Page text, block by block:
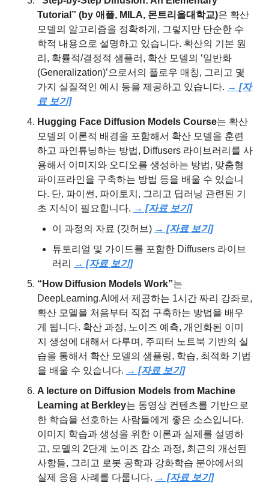
Tutorial” (by 애플, MILA, 몬트리올대학교)은 확산
모델의 알고리즘을 정확하게, 그렇지만 단순한 수
학적 내용으로 설명하고 있습니다. 확산의 기본 원
리, 확률적/결정적 샘플러, 확산 모델의 ‘일반화
(Generalization)’으로서의 플로우 매칭, 그리고 몇
가지 실질적인 예시 등을 제공하고 있습니다. → [자
료 보기]
Hugging Face Diffusion Models Course는 확산
모델의 이론적 배경을 포함해서 확산 모델을 훈련
하고 파인튜닝하는 방법, Diffusers 라이브러리를 사
용해서 이미지와 오디오를 생성하는 방법, 맞춤형
파이프라인을 구축하는 방법 등을 배울 수 있습니
다. 단, 파이썬, 파이토치, 그리고 딥러닝 관련된 기
초 지식이 필요합니다. → [자료 보기]
이 과정의 자료 (깃허브) → [자료 보기]
튜토리얼 및 가이드를 포함한 Diffusers 라이브
러리
→ [자료 보기]
“How Diffusion Models Work”는
DeepLearning.AI에서 제공하는 1시간 짜리 강좌로,
확산 모델을 처음부터 직접 구축하는 방법을 배우
게 됩니다. 확산 과정, 노이즈 예측, 개인화된 이미
지 생성에 대해서 다루며, 주피터 노트북 기반의 실
습을 통해서 확산 모델의 샘플링, 학습, 최적화 기법
을 배울 수 있습니다. → [자료 보기]
A lecture on Diffusion Models from Machine
Learning at Berkley는 동영상 컨텐츠를 기반으로
한 학습을 선호하는 사람들에게 좋은 소스입니다.
이미지 학습과 생성을 위한 이론과 실제를 설명하
고, 모델의 2단계 노이즈 감소 과정, 최근의 개선된
사항들, 그리고 로봇 공학과 강화학습 분야에서의
실제 응용 사례를 다룹니다. → [자료 보기]